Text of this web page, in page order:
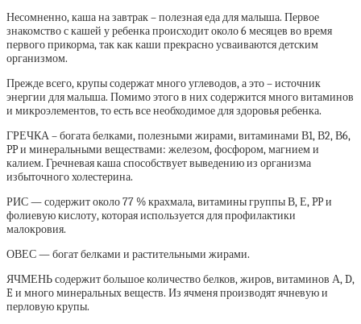
Несомненно, каша на завтрак – полезная еда для малыша. Первое
знакомство с кашей у ребенка происходит около 6 месяцев во время
первого прикорма, так как каши прекрасно усваиваются детским
организмом.
Прежде всего, крупы содержат много углеводов, а это – источник
энергии для малыша. Помимо этого в них содержится много витаминов
и микроэлементов, то есть все необходимое для здоровья ребенка.
ГРЕЧКА – богата белками, полезными жирами, витаминами В1, В2, В6,
PP и минеральными веществами: железом, фосфором, магнием и
калием. Гречневая каша способствует выведению из организма
избыточного холестерина.
РИС — содержит около 77 % крахмала, витамины группы В, Е, PP и
фолиевую кислоту, которая используется для профилактики
малокровия.
ОВЕС — богат белками и растительными жирами.
ЯЧМЕНЬ содержит большое количество белков, жиров, витаминов А, D,
E и много минеральных веществ. Из ячменя производят ячневую и
перловую крупы.